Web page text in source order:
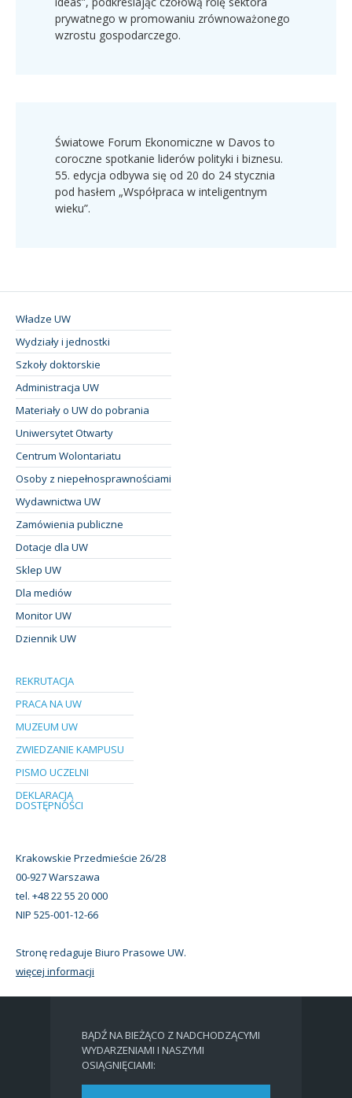
prywatnego w promowaniu zrównoważonego
wzrostu gospodarczego.
Światowe Forum Ekonomiczne w Davos to
coroczne spotkanie liderów polityki i biznesu.
55. edycja odbywa się od 20 do 24 stycznia
pod hasłem „Współpraca w inteligentnym
wieku”.
Władze UW
Wydziały i jednostki
Szkoły doktorskie
Administracja UW
Materiały o UW do pobrania
Uniwersytet Otwarty
Centrum Wolontariatu
Osoby z niepełnosprawnościami
Wydawnictwa UW
Zamówienia publiczne
Dotacje dla UW
Sklep UW
Dla mediów
Monitor UW
Dziennik UW
REKRUTACJA
PRACA NA UW
MUZEUM UW
ZWIEDZANIE KAMPUSU
PISMO UCZELNI
DEKLARACJA
DOSTĘPNOŚCI
Krakowskie Przedmieście 26/28
00-927 Warszawa
tel. +48 22 55 20 000
NIP 525-001-12-66
Stronę redaguje Biuro Prasowe UW.
więcej informacji
BĄDŹ NA BIEŻĄCO Z NADCHODZĄCYMI
WYDARZENIAMI I NASZYMI
OSIĄGNIĘCIAMI: